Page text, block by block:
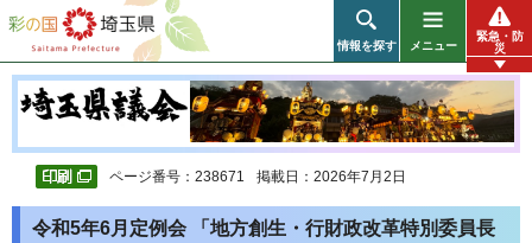
彩の国 埼玉県
情報を探す メニュー
緊急・防
災
ページ番号：238671 掲載日：2026年7月2日
令和5年6月定例会 「地方創生・行財政改革特別委員長